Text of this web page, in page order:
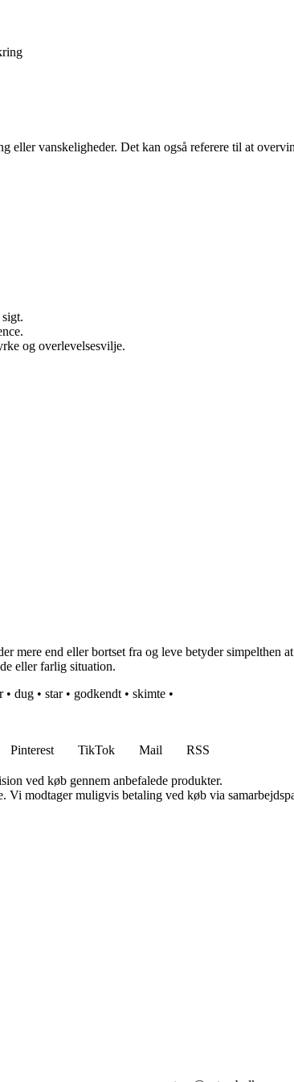
eller vanskeligheder. Det kan også referere til at
og overlevelsesvilje.
mere end eller bortset fra og leve betyder
eller farlig situation.
• dug • star• godkendt • skimte •
Pinterest TikTok Mail
RSS
ved køb gennem anbefalede produkter.
modtager muligvis betaling ved køb via